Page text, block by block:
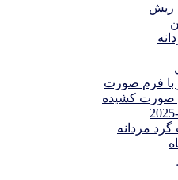
ریش
فرم صورت
صورت کشیده
مردانه